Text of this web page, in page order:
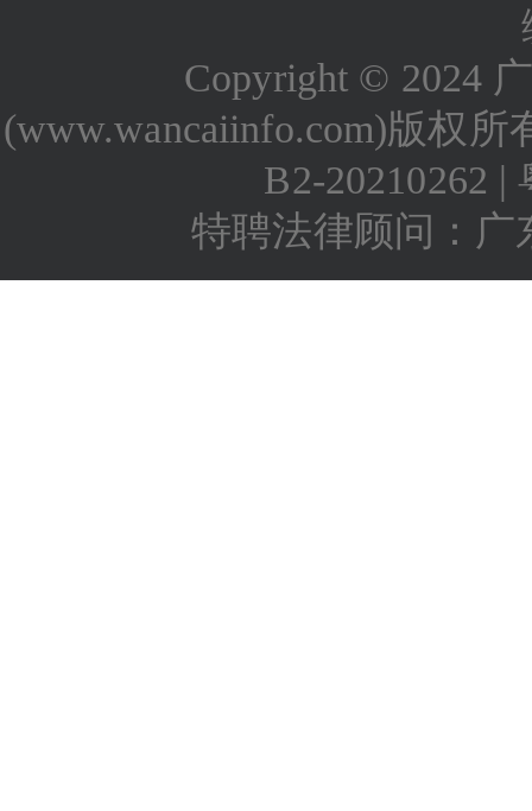
Copyright © 2024
(www.wancaiinfo.com)版权所
B2-20210262 |
特聘法律顾问：广